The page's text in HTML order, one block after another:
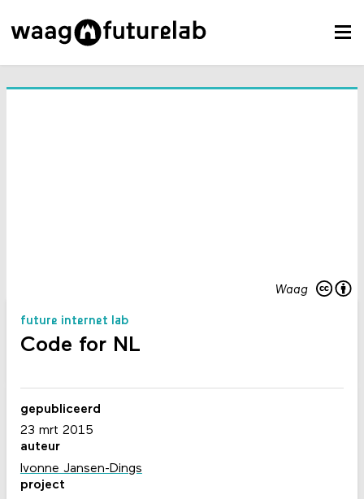
Waag
future internet lab
Code for NL
gepubliceerd
23 mrt 2015
auteur
Ivonne Jansen-Dings
project